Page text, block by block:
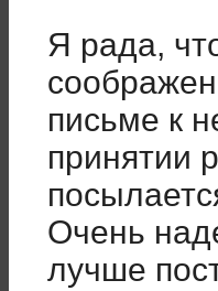
Я рада,
письме к
принятии
Очень
лучше